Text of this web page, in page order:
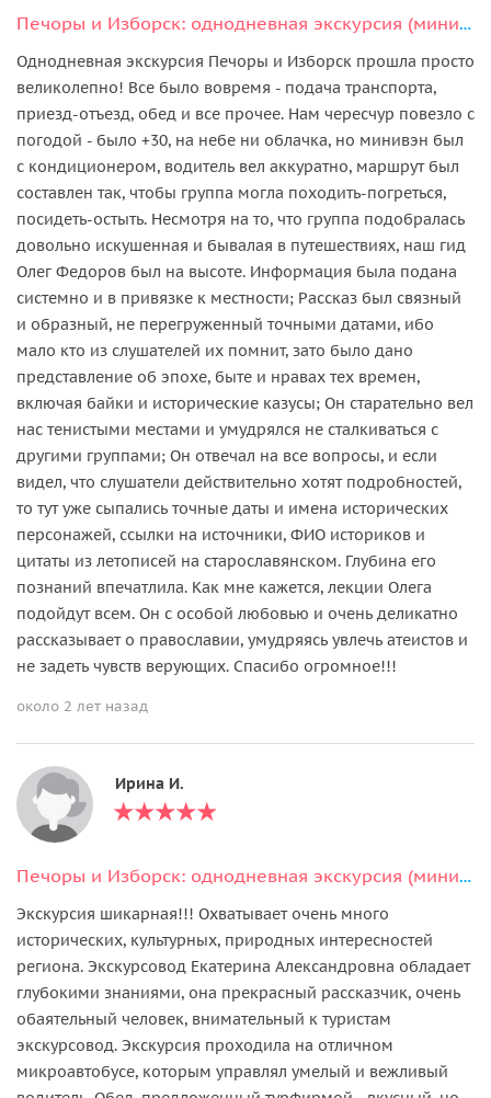
Печоры и Изборск: однодневная экскурсия (мини-группа)
Однодневная экскурсия Печоры и Изборск прошла просто
великолепно! Все было вовремя - подача транспорта,
приезд-отъезд, обед и все прочее. Нам чересчур повезло с
погодой - было +30, на небе ни облачка, но минивэн был
с кондиционером, водитель вел аккуратно, маршрут был
составлен так, чтобы группа могла походить-погреться,
посидеть-остыть. Несмотря на то, что группа подобралась
довольно искушенная и бывалая в путешествиях, наш гид
Олег Федоров был на высоте. Информация была подана
системно и в привязке к местности; Рассказ был связный
и образный, не перегруженный точными датами, ибо
мало кто из слушателей их помнит, зато было дано
представление об эпохе, быте и нравах тех времен,
включая байки и исторические казусы; Он старательно вел
нас тенистыми местами и умудрялся не сталкиваться с
другими группами; Он отвечал на все вопросы, и если
видел, что слушатели действительно хотят подробностей,
то тут уже сыпались точные даты и имена исторических
персонажей, ссылки на источники, ФИО историков и
цитаты из летописей на старославянском. Глубина его
познаний впечатлила. Как мне кажется, лекции Олега
подойдут всем. Он с особой любовью и очень деликатно
рассказывает о православии, умудряясь увлечь атеистов и
не задеть чувств верующих. Спасибо огромное!!!
около 2 лет назад
Ирина И.
Печоры и Изборск: однодневная экскурсия (мини-группа)
Экскурсия шикарная!!! Охватывает очень много
исторических, культурных, природных интересностей
региона. Экскурсовод Екатерина Александровна обладает
глубокими знаниями, она прекрасный рассказчик, очень
обаятельный человек, внимательный к туристам
экскурсовод. Экскурсия проходила на отличном
микроавтобусе, которым управлял умелый и вежливый